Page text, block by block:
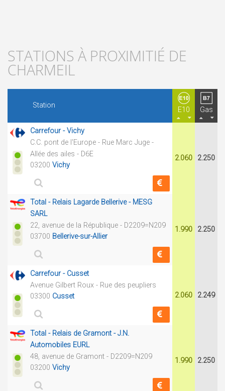
STATIONS À PROXIMITIÉ DE
CHARMEIL
Station
E10 Gas
Carrefour - Vichy
C.C. pont de l'Europe - Rue Marc Juge -
Allée des ailes - D6E
03200 Vichy
2.060 2.250
Total - Relais Lagarde Bellerive - MESG
SARL
22, avenue de la République - D2209=N209
03700 Bellerive-sur-Allier
1.990 2.250
Carrefour - Cusset
Avenue Gilbert Roux - Rue des peupliers
03300 Cusset 2.060 2.249
Total - Relais de Gramont - J.N.
Automobiles EURL
48, avenue de Gramont - D2209=N209
03200 Vichy
1.990 2.250